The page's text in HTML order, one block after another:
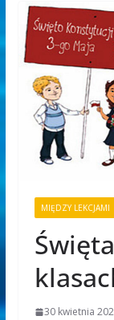
MIĘDZY LEKCJAMI
30 kwietnia